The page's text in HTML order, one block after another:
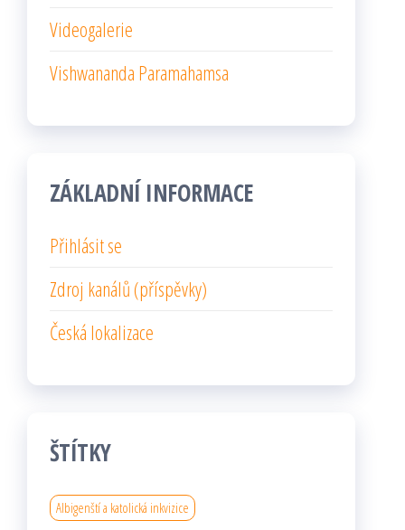
Videogalerie
Vishwananda Paramahamsa
ZÁKLADNÍ INFORMACE
Přihlásit se
Zdroj kanálů (příspěvky)
Česká lokalizace
ŠTÍTKY
Albigenští a katolická inkvizice